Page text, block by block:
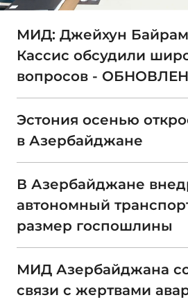
МИД: Джейхун
Кассис обсудили
вопросов -
Эстония осенью
в Азербайджане
В Азербайджане
автономный
размер госпошлины
МИД Азербайджана
связи с жертвами